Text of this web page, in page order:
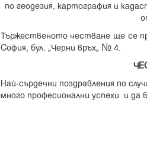
по геодезия, картография и
Тържественото честване ще се
София, бул. „Черни връх“ № 4.
Най-сърдечни поздравления по
много професионални успехи и
инж.